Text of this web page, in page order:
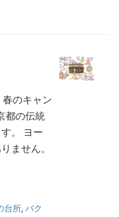
のキャン
都の伝統
。 ヨー
ません。
台所, バク